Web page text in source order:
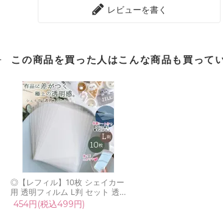
レビューを書く
この商品を買った人はこんな商品も買って
◎【レフィル】10枚 シェイカー
用 透明フィルム L判 セット 透
明シート カシャカシャ 専用 上
質 保護フィルム ppシート プラ
454円(税込499円)